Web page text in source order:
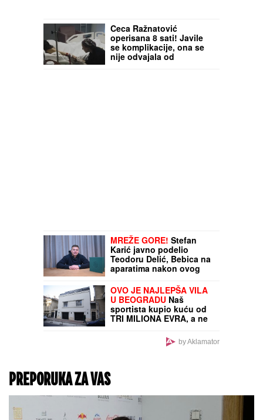
Ceca Ražnatović
operisana 8 sati! Javile
se komplikacije, ona se
nije odvajala od
MREŽE GORE! Stefan
Karić javno podelio
Teodoru Delić, Bebica na
aparatima nakon ovog
OVO JE NAJLEPŠA VILA
U BEOGRADU Naš
sportista kupio kuću od
TRI MILIONA EVRA, a ne
bazen i fitnes saluby Aklamator
PREPORUKA ZA VAS